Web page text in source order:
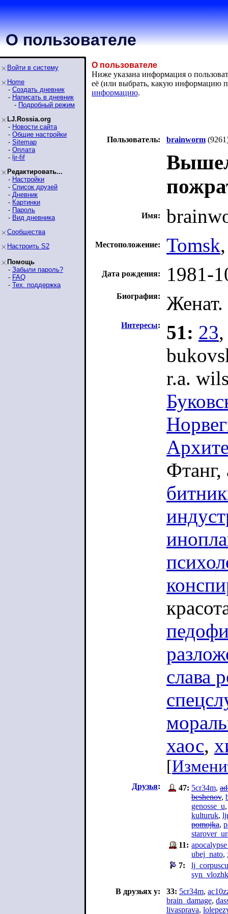
О пользователе
Войти в систему
Home
- Создать дневник
- Написать в дневник
- Подробный режим
LJ.Rossia.org
- Новости сайта
- Общие настройки
- Sitemap
- Оплата
- ljr-fif
Редактировать...
- Настройки
- Список друзей
- Дневник
- Картинки
- Пароль
- Вид дневника
Сообщества
Настроить S2
Помощь
- Забыли пароль?
- FAQ
- Тех. поддержка
О пользователе
Ниже указана информация о
её (или выбрать, какую информацию
информацию.
Пользователь: brainworm
Имя:
Местоположение: Tomsk
Дата рождения: 1981-
Биография:
Интересы: 51: 23
r.a.
слава
хаос,
[
Друзья: 47: 5cr34m,
beshenov,
genosse_u
kulturuk,
pomojka,
11:
ubej_nato,
7:
В друзьях у:
33: 5cr34m,
brain_damage,
livasprava,